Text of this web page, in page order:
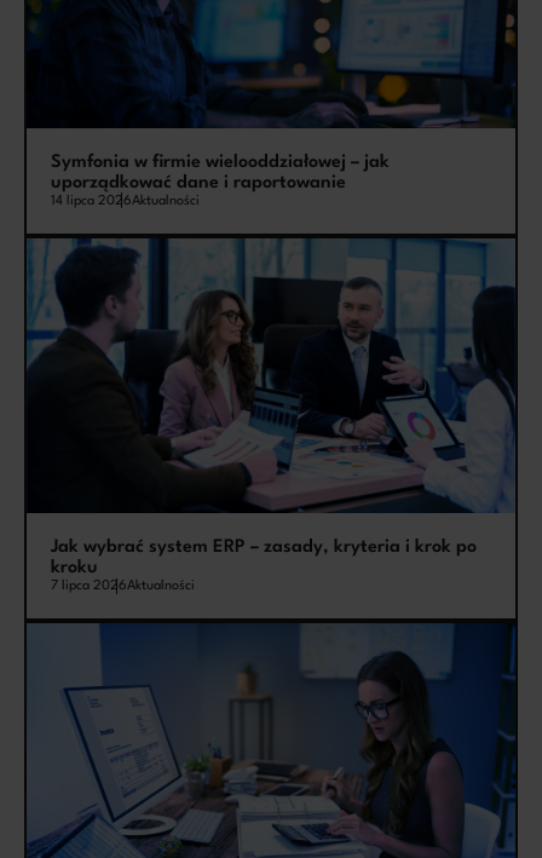
Symfonia w firmie wielooddziałowej – jak
uporządkować dane i raportowanie
14 lipca 2026Aktualności
Jak wybrać system ERP – zasady, kryteria i krok po
kroku
7 lipca 2026Aktualności